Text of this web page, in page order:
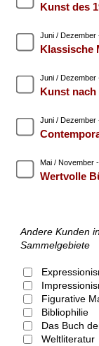
Kunst des
Juni / Dezember
Klassische
Juni / Dezember
Kunst nach
Juni / Dezember
Mai / November
Wertvolle
Andere Kunden
Sammelgebiete
Figurative
Bibliophilie
Das Buch
Weltliteratur